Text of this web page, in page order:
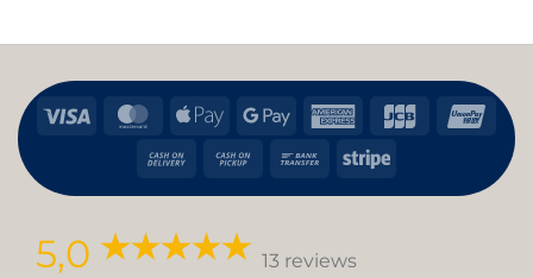
Visa MasterCard
Apple Google American
Express
JCB
Cash
Cash
Bank
Stripe
5,0 13 reviews